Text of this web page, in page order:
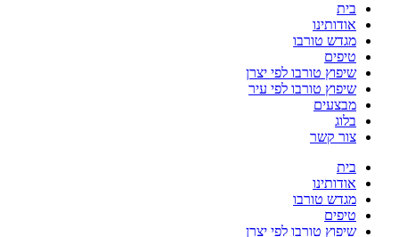
בית
אודותינו
מגדש טורבו
טיפים
שיפוץ טורבו לפי יצרן
שיפוץ טורבו לפי עיר
מבצעים
בלוג
צור קשר
בית
אודותינו
מגדש טורבו
טיפים
שיפוץ טורבו לפי יצרן